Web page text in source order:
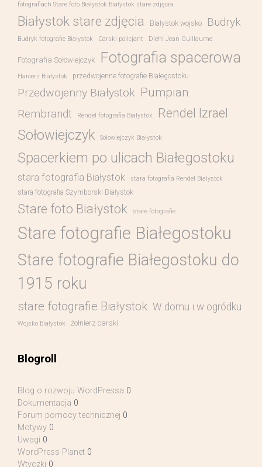
fotografiach Stare foto Białystok Białystok stare zdjęcia
Białystok stare zdjęcia Białystok wojsko Budryk
Budryk fotografie Białystok Carski policjant Diehl Jean Guillaume
Fotografia Sołowiejczyk Fotografia spacerowa
Harcerz Białystok przedwojenne fotografie Białegostoku
Przedwojenny Białystok Pumpian
Rembrandt Rendel fotografia Bialystok Rendel Izrael
Sołowiejczyk Sołowiejczyk Białystok
Spacerkiem po ulicach Białegostoku
stara fotografia Białystok stara fotografia Rendel Białystok
stara fotografia Szymborski Białystok
Stare foto Białystok stare fotografie
Stare fotografie Białegostoku
Stare fotografie Białegostoku do
1915 roku
stare fotografie Białystok W domu i w ogródku
Wojsko Białystok żołnierz carski
Blogroll
Blog o rozwoju WordPressa 0
Dokumentacja 0
Forum pomocy technicznej 0
Motywy 0
Uwagi 0
WordPress Planet 0
Wtyczki 0